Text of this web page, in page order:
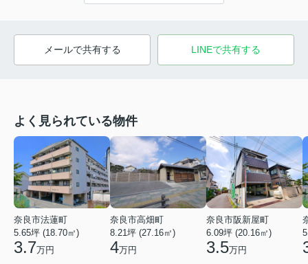
メールで共有する LINEで共有する
よく見られている物件
奈良市法蓮町
5.65坪 (18.70㎡)
3.7万円
奈良市高畑町
8.21坪 (27.16㎡)
4万円
奈良市阪新屋町
6.09坪 (20.16㎡)
3.5万円